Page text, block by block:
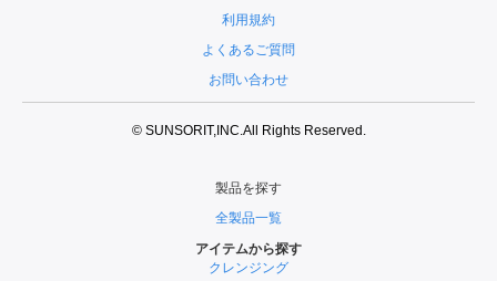
利用規約
よくあるご質問
お問い合わせ
© SUNSORIT,INC.All Rights Reserved.
製品を探す
全製品一覧
アイテムから探す
クレンジング